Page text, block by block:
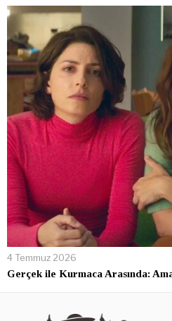
4 Temmuz 2026
Gerçek ile Kurmaca Arasında: